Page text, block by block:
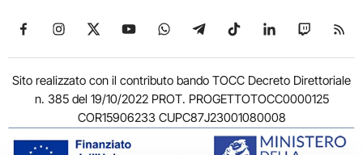
Seguici su Facebook
Seguici su Instagram
Seguici su X
Seguici su YouTube
Seguici su WhatsApp
Seguici su Telegram
Seguici su TikTok
Seguici su
Seguici
Sito realizzato con il contributo bando TOCC Decreto Direttoriale
n. 385 del 19/10/2022 PROT. PROGETTOTOCC0000125
COR15906233 CUPC87J23001080008